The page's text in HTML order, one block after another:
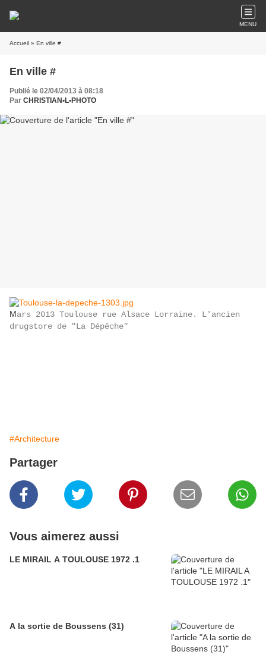
MENU
Accueil » En ville #
En ville #
Publié le 02/04/2013 à 08:18
Par CHRISTIAN•L•PHOTO
Mars 2013 Toulouse rue Alsace Lorraine. L'ancien
drugstore de "La Dépêche"
#Architecture
Partager
Vous aimerez aussi
LE MIRAIL A TOULOUSE 1972 .1
A la sortie de Boussens (31)